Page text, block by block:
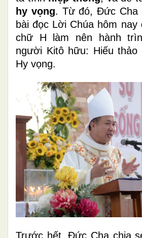
hy vọng. Từ đó, Đức Cha
bài đọc Lời Chúa hôm nay
chữ H làm nên hành
người Kitô hữu: Hiếu thảo
Hy vọng.
Trước hết, Đức Cha chia